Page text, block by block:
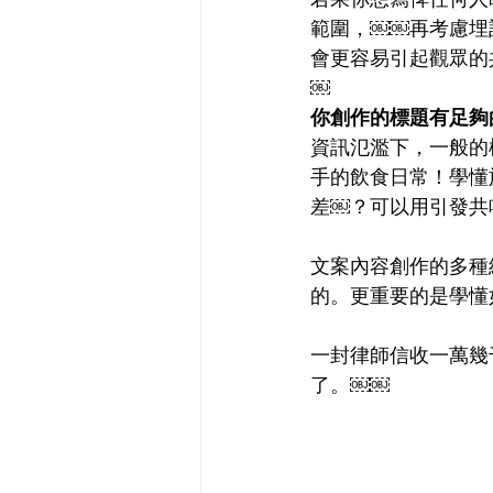
範圍，￼￼再考慮埋
會更容易引起觀眾
￼
你創作的標題有足
資訊氾濫下，一般
手的飲食日常！學
差￼？可以用引發
文案內容創作的多
的。更重要的是學
一封律師信收一萬
了。￼￼